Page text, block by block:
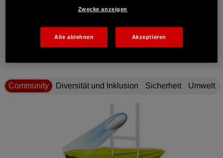
den UN-Zielen für nachhaltige Entwicklung (SDGs).
Mehr erfahren
Community Diversität und Inklusion Sicherheit Umwelt
Zwecke anzeigen
Alle ablehnen Akzeptieren